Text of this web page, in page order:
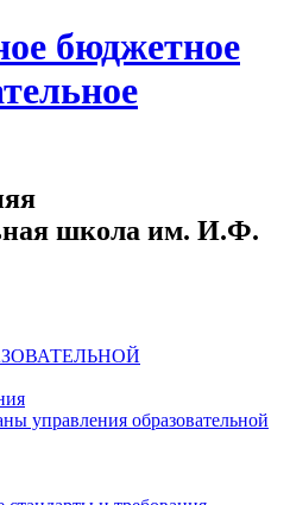
бюджетное
школа им. И.Ф.
управления образовательной